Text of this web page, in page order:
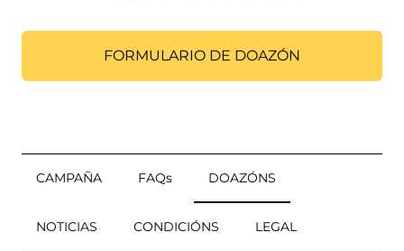
FORMULARIO DE DOAZÓN
CAMPAÑA FAQs DOAZÓNS
NOTICIAS CONDICIÓNS LEGAL